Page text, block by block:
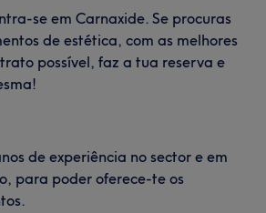
se em Carnaxide. Se procuras
de estética, com as melhores
possível, faz a tua reserva e
de experiência no sector e em
para poder oferece-te os